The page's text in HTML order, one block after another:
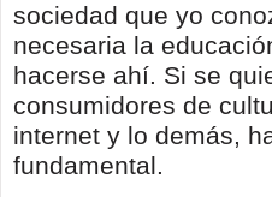
sociedad que yo
necesaria la
hacerse ahí. Si se
consumidores de
internet y lo demás,
fundamental.